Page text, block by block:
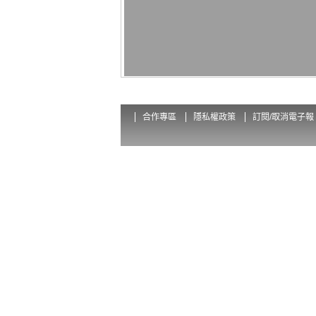
合作專區 隱私權政策 訂閱/取消電子報